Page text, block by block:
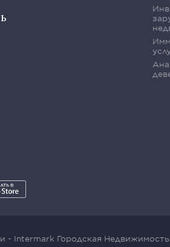
- Intermark Городская